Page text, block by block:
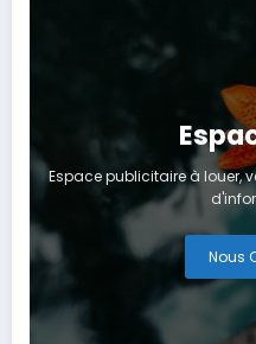
Espace publicitaire à louer,
Nous